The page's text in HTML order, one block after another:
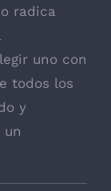
radica
uno con
todos los
y
un